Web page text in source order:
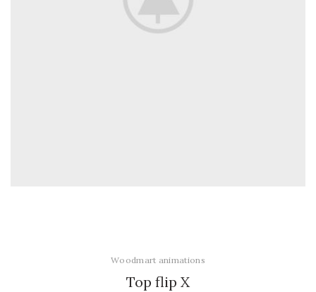
Woodmart animations
Top flip X